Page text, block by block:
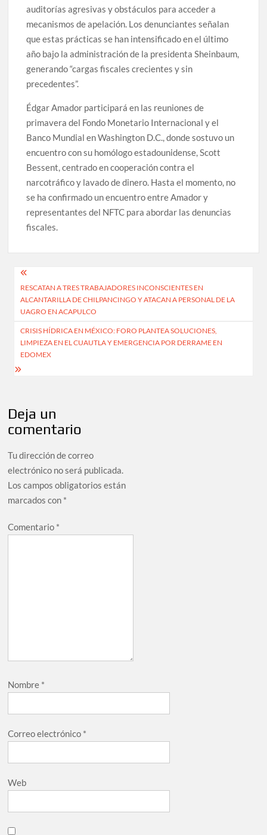
auditorías agresivas y obstáculos para acceder a
mecanismos de apelación. Los denunciantes señalan
que estas prácticas se han intensificado en el último
año bajo la administración de la presidenta Sheinbaum,
generando “cargas fiscales crecientes y sin
precedentes”.
Édgar Amador participará en las reuniones de
primavera del Fondo Monetario Internacional y el
Banco Mundial en Washington D.C., donde sostuvo un
encuentro con su homólogo estadounidense, Scott
Bessent, centrado en cooperación contra el
narcotráfico y lavado de dinero. Hasta el momento, no
se ha confirmado un encuentro entre Amador y
representantes del NFTC para abordar las denuncias
fiscales.
Navegación
de
entradas
RESCATAN A TRES TRABAJADORES INCONSCIENTES EN
ALCANTARILLA DE CHILPANCINGO Y ATACAN A PERSONAL DE LA
UAGRO EN ACAPULCO
CRISIS HÍDRICA EN MÉXICO: FORO PLANTEA SOLUCIONES,
LIMPIEZA EN EL CUAUTLA Y EMERGENCIA POR DERRAME EN
EDOMEX
Deja un
comentario
Tu dirección de correo
electrónico no será publicada.
Los campos obligatorios están
marcados con *
Comentario *
Nombre *
Correo electrónico *
Web